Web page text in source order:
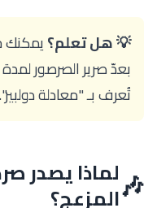
💡 هل تعلم؟يمكنك
تُعرف بـ "معادلة دولبير".
🎶لماذا يصدر
المزعج؟